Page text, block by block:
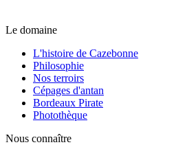
Le domaine
L'histoire de Cazebonne
Philosophie
Nos terroirs
Cépages d'antan
Bordeaux Pirate
Photothèque
Nous connaître